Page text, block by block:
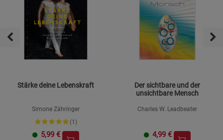
Stärke deine Lebenskraft
Simone Zähringer
(1)
5,99 €
Der sichtbare und der
unsichtbare Mensch
Charles W. Leadbeater
4,99 €